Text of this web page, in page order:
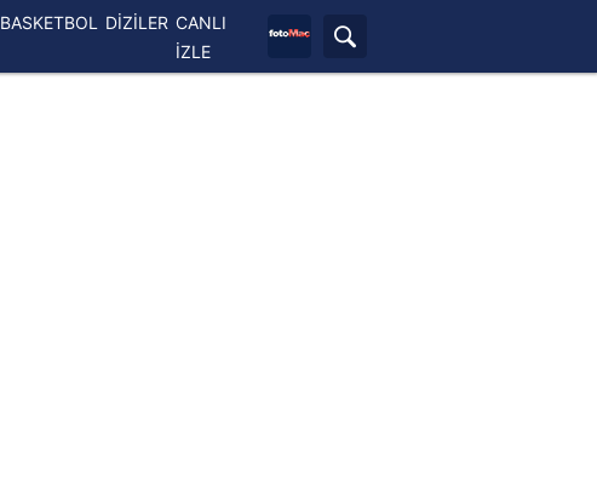
BASKETBOL DİZİLER CANLI
İZLE